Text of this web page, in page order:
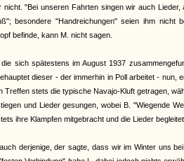
"Bei unseren Fahrten singen wir auch
besondere "Handreichungen" seien ihm nicht
befinde, kann M. nicht sagen.
sich spätestens im August 1937
dieser - der immerhin in Poll arbeitet - nun,
stets die typische Navajo-Kluft getragen,
und Lieder gesungen, wobei B. "Wiegende
ihre Klampfen mitgebracht und die Lieder begleitet.
derjenige, der sagte, dass wir im Winter uns